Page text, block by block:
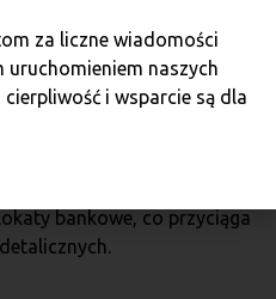
ustalane przez NBP
oraz o ich
W długim terminie ich
zależności od cykli
bardziej
bankowe, co przyciąga
za liczne wiadomości
naszych
i wsparcie są dla